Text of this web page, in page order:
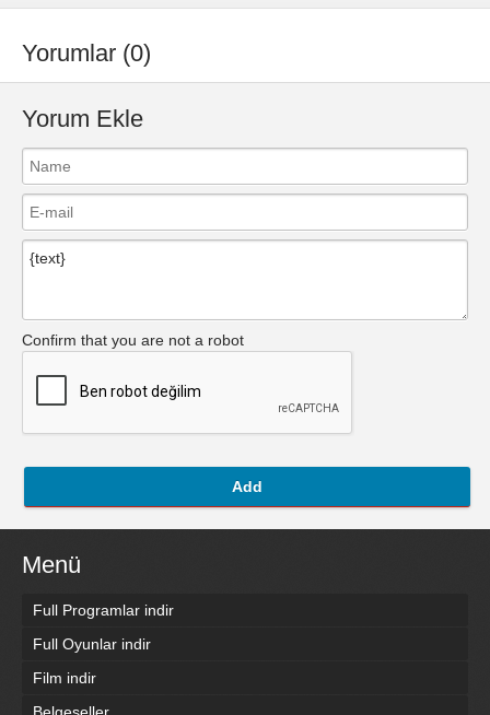
Yorumlar (0)
Yorum Ekle
Confirm that you are not a robot
Add
Menü
Full Programlar indir
Full Oyunlar indir
Film indir